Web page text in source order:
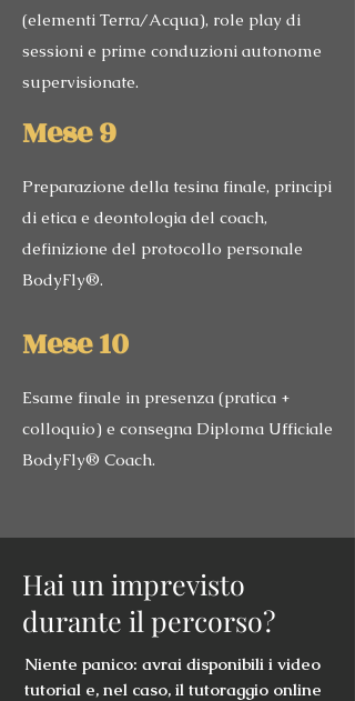
(elementi Terra/Acqua), role play di
sessioni e prime conduzioni autonome
supervisionate.
Mese 9
Preparazione della tesina finale, principi
di etica e deontologia del coach,
definizione del protocollo personale
BodyFly®.
Mese 10
Esame finale in presenza (pratica +
colloquio) e consegna Diploma Ufficiale
BodyFly® Coach.
Hai un imprevisto
durante il percorso?
Niente panico: avrai disponibili i video
tutorial e, nel caso, il tutoraggio online